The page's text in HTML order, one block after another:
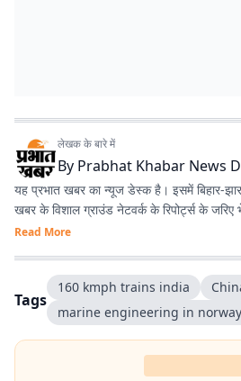
लेखक के बारे में
By Prabhat Khabar News
यह प्रभात खबर का न्यूज डेस्क है। इसमें बिहार-
खबर के विशाल ग्राउंड नेटवर्क के रिपोर्ट्स के जरिए
Read More
Tags
160 kmph trains india
marine engineering in norway